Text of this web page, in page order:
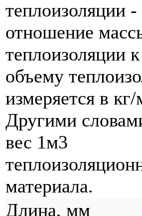
теплоизоляции -
отношение
теплоизоляции к
объему
измеряется в
Другими
вес 1м3
материала.
Длина, мм